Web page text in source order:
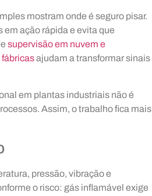
mostram onde é seguro pisar.
ação rápida e evita que
supervisão em nuvem e
fábricasajudam a transformar sinais
em plantas industriais não é
Assim, o trabalho fica mais
pressão, vibração e
o risco: gás inflamável exige